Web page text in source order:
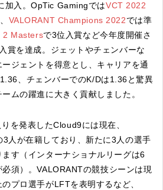
加入。OpTic GamingではVCT 2022
VALORANT Champions 2022では準
2 Mastersで3位入賞など今年度開催さ
賞を達成。ジェットやチェンバーな
ジェントを得意とし、キャリアを通
、チェンバーでのK/Dは1.36と驚異
ムの躍進に大きく貢献しました。
を発表したCloud9には現在、
人が在籍しており、新たに3人の選手
す（インターナショナルリーグは6
須）。VALORANTの競技シーンは現
プロ選手がLFTを表明するなど、